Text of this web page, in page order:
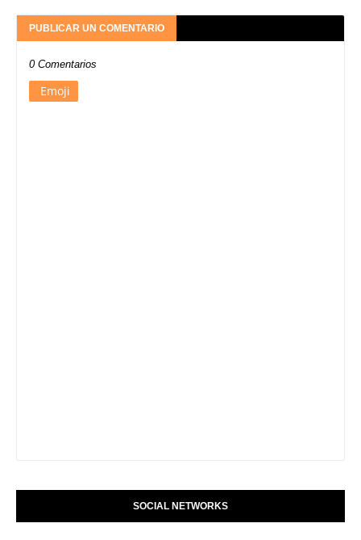
PUBLICAR UN COMENTARIO
0 Comentarios
Emoji
SOCIAL NETWORKS